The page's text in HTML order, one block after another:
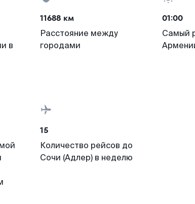
в
11688 км
Расстояние между
городами
01:00
Самый
15
Количество рейсов до
Сочи (Адлер) в неделю